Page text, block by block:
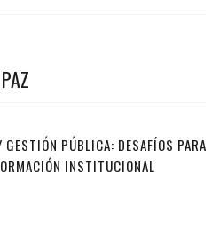
PÚBLICA: DESAFÍOS PARA
INSTITUCIONAL